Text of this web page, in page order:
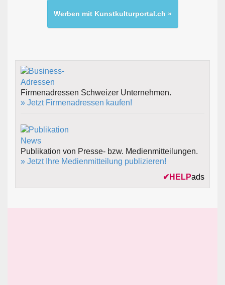
Werben mit Kunstkulturportal.ch »
Firmenadressen Schweizer Unternehmen.
» Jetzt Firmenadressen kaufen!
Publikation von Presse- bzw. Medienmitteilungen.
» Jetzt Ihre Medienmitteilung publizieren!
✔ HELPads